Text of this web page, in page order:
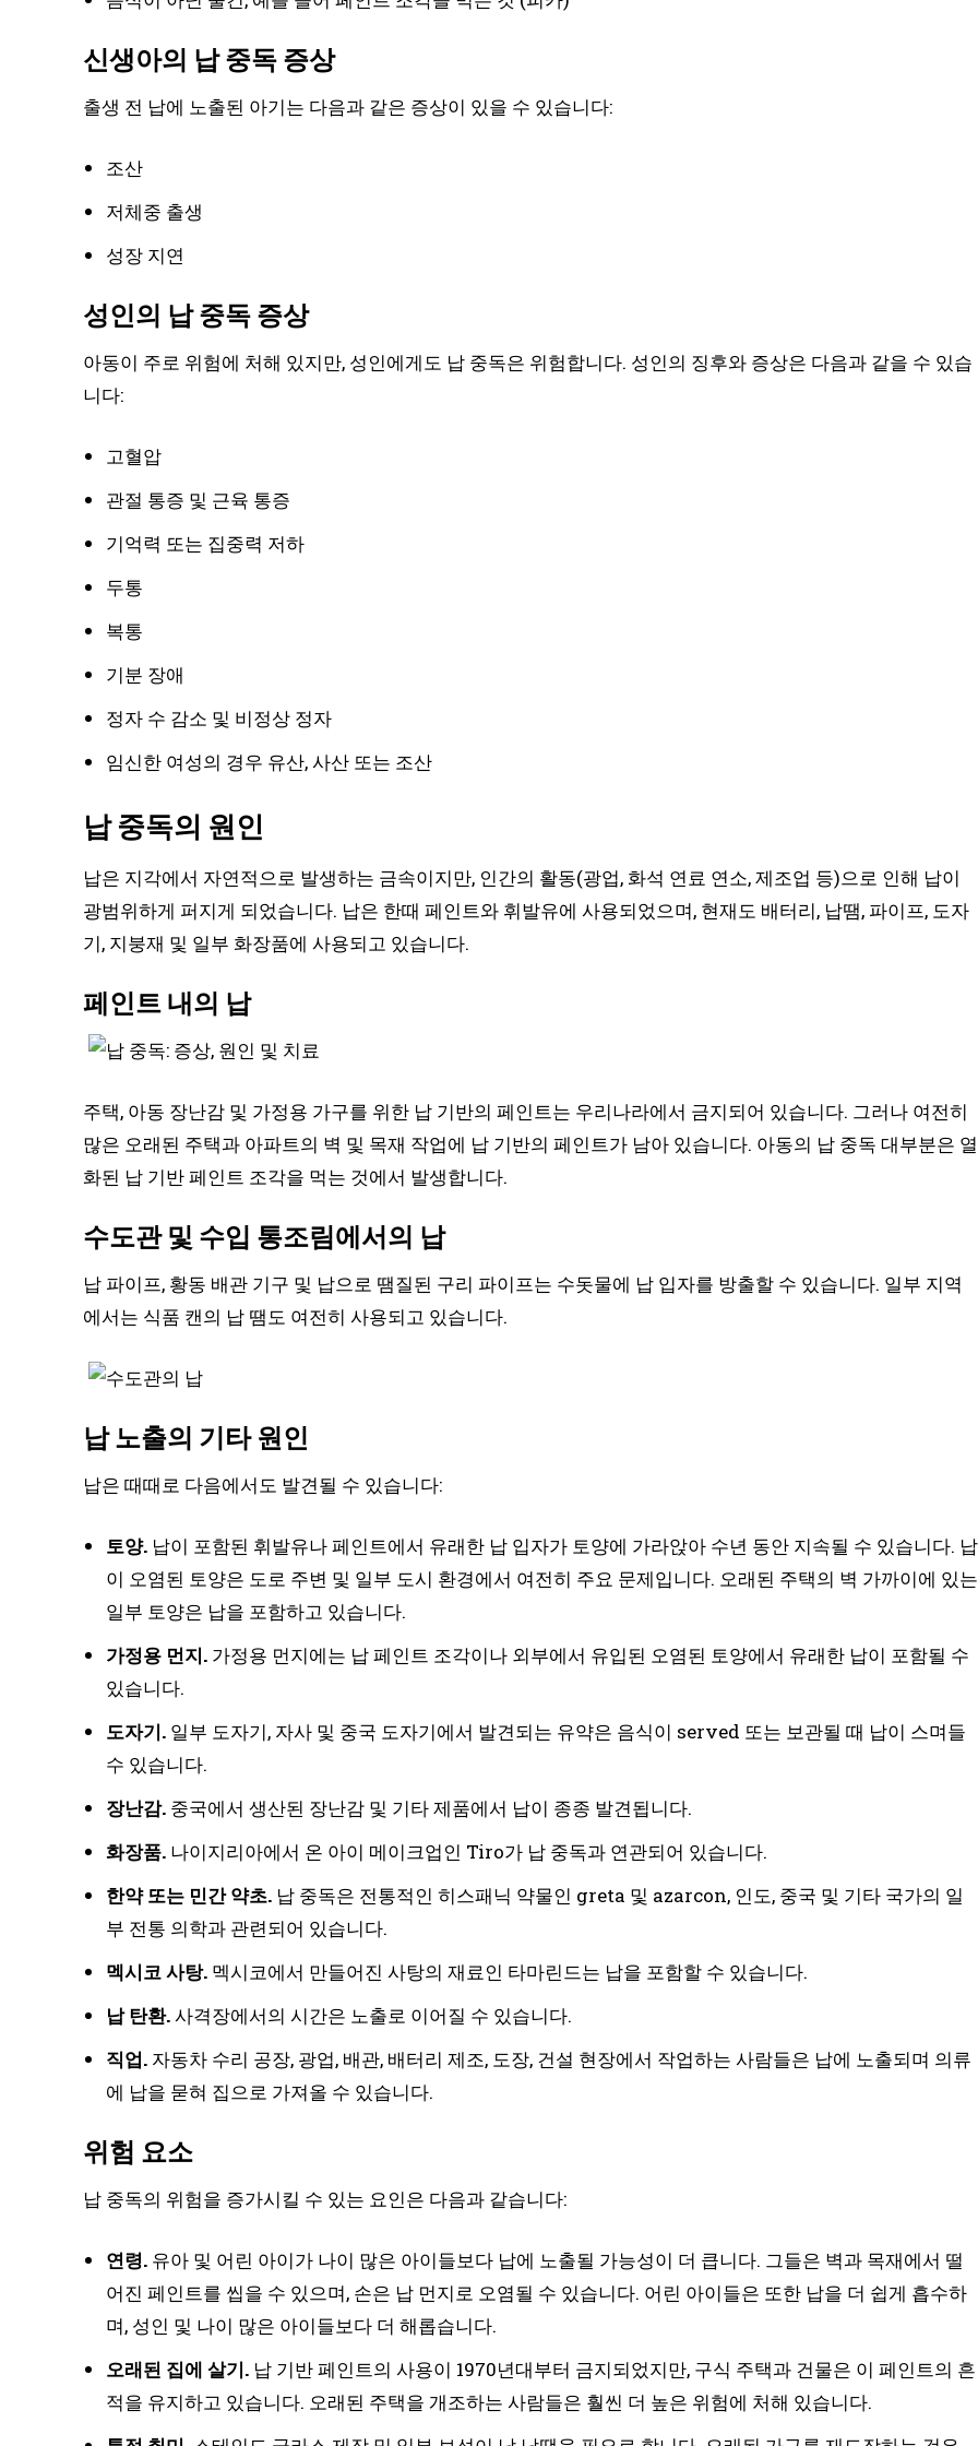
신생아의 납 중독 증상
출생 전 납에 노출된 아기는 다음과 같은 증상이 있을 수 있습니다:
조산
저체중 출생
성장 지연
성인의 납 중독 증상
아동이 주로 위험에 처해 있지만, 성인에게도 납 중독은 위험합니다. 성인의 징후와 증상은 다음과 같을 수 있습
니다:
고혈압
관절 통증 및 근육 통증
기억력 또는 집중력 저하
두통
복통
기분 장애
정자 수 감소 및 비정상 정자
임신한 여성의 경우 유산, 사산 또는 조산
납 중독의 원인
납은 지각에서 자연적으로 발생하는 금속이지만, 인간의 활동(광업, 화석 연료 연소, 제조업 등)으로 인해 납이
광범위하게 퍼지게 되었습니다. 납은 한때 페인트와 휘발유에 사용되었으며, 현재도 배터리, 납땜, 파이프, 도자
기, 지붕재 및 일부 화장품에 사용되고 있습니다.
페인트 내의 납
주택, 아동 장난감 및 가정용 가구를 위한 납 기반의 페인트는 우리나라에서 금지되어 있습니다. 그러나 여전히
많은 오래된 주택과 아파트의 벽 및 목재 작업에 납 기반의 페인트가 남아 있습니다. 아동의 납 중독 대부분은 열
화된 납 기반 페인트 조각을 먹는 것에서 발생합니다.
수도관 및 수입 통조림에서의 납
납 파이프, 황동 배관 기구 및 납으로 땜질된 구리 파이프는 수돗물에 납 입자를 방출할 수 있습니다. 일부 지역
에서는 식품 캔의 납 땜도 여전히 사용되고 있습니다.
납 노출의 기타 원인
납은 때때로 다음에서도 발견될 수 있습니다:
토양. 납이 포함된 휘발유나 페인트에서 유래한 납 입자가 토양에 가라앉아 수년 동안 지속될 수 있습니다. 납
이 오염된 토양은 도로 주변 및 일부 도시 환경에서 여전히 주요 문제입니다. 오래된 주택의 벽 가까이에 있는
일부 토양은 납을 포함하고 있습니다.
가정용 먼지. 가정용 먼지에는 납 페인트 조각이나 외부에서 유입된 오염된 토양에서 유래한 납이 포함될 수
있습니다.
도자기. 일부 도자기, 자사 및 중국 도자기에서 발견되는 유약은 음식이 served 또는 보관될 때 납이 스며들
수 있습니다.
장난감. 중국에서 생산된 장난감 및 기타 제품에서 납이 종종 발견됩니다.
화장품. 나이지리아에서 온 아이 메이크업인 Tiro가 납 중독과 연관되어 있습니다.
한약 또는 민간 약초. 납 중독은 전통적인 히스패닉 약물인 greta 및 azarcon, 인도, 중국 및 기타 국가의 일
부 전통 의학과 관련되어 있습니다.
멕시코 사탕. 멕시코에서 만들어진 사탕의 재료인 타마린드는 납을 포함할 수 있습니다.
납 탄환.사격장에서의 시간은 노출로 이어질 수 있습니다.
직업. 자동차 수리 공장, 광업, 배관, 배터리 제조, 도장, 건설 현장에서 작업하는 사람들은 납에 노출되며 의류
에 납을 묻혀 집으로 가져올 수 있습니다.
위험 요소
납 중독의 위험을 증가시킬 수 있는 요인은 다음과 같습니다:
연령. 유아 및 어린 아이가 나이 많은 아이들보다 납에 노출될 가능성이 더 큽니다. 그들은 벽과 목재에서 떨
어진 페인트를 씹을 수 있으며, 손은 납 먼지로 오염될 수 있습니다. 어린 아이들은 또한 납을 더 쉽게 흡수하
며, 성인 및 나이 많은 아이들보다 더 해롭습니다.
오래된 집에 살기. 납 기반 페인트의 사용이 1970년대부터 금지되었지만, 구식 주택과 건물은 이 페인트의 흔
적을 유지하고 있습니다. 오래된 주택을 개조하는 사람들은 훨씬 더 높은 위험에 처해 있습니다.